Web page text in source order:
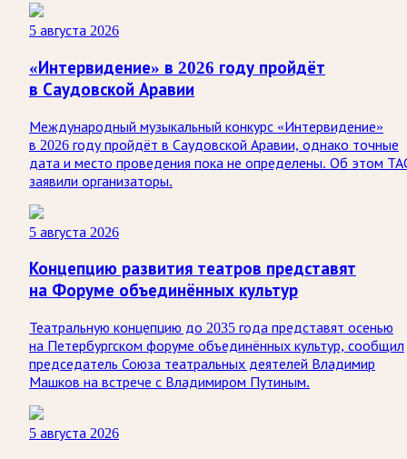
5 августа 2026
«Интервидение» в 2026 году пройдёт
в Саудовской Аравии
Международный музыкальный конкурс «Интервидение»
в 2026 году пройдёт в Саудовской Аравии, однако точные
дата и место проведения пока не определены. Об этом
заявили организаторы.
5 августа 2026
Концепцию развития театров представят
на Форуме объединённых культур
Театральную концепцию до 2035 года представят осенью
на Петербургском форуме объединённых культур, сообщил
председатель Союза театральных деятелей Владимир
Машков на встрече с Владимиром Путиным.
5 августа 2026